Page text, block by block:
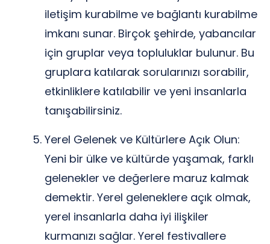
iletişim kurabilme ve bağlantı kurabilme
imkanı sunar. Birçok şehirde, yabancılar
için gruplar veya topluluklar bulunur. Bu
gruplara katılarak sorularınızı sorabilir,
etkinliklere katılabilir ve yeni insanlarla
tanışabilirsiniz.
Yerel Gelenek ve Kültürlere Açık Olun:
Yeni bir ülke ve kültürde yaşamak, farklı
gelenekler ve değerlere maruz kalmak
demektir. Yerel geleneklere açık olmak,
yerel insanlarla daha iyi ilişkiler
kurmanızı sağlar. Yerel festivallere